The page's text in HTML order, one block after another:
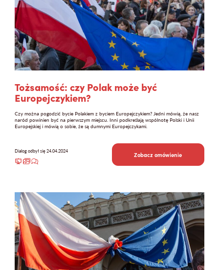
Tożsamość: czy Polak może być
Europejczykiem?
Czy można pogodzić bycie Polakiem z byciem Europejczykiem? Jedni mówią, że nasz
naród powinien być na pierwszym miejscu. Inni podkreślają wspólnotę Polski i Unii
Europejskiej i mówią o sobie, że są dumnymi Europejczykami.
Dialog odbył się 24.04.2024 Zobacz omówienie